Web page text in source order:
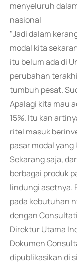
menyeluruh
nasional
"Jadi dalam
modal kita
itu belum ada di
perubahan
tumbuh pesat.
Apalagi kita mau
15%. Itu kan
ritel masuk
pasar modal
Sekarang saja,
berbagai produk
lindungi asetnya.
pada kebutuhan
dengan
Direktur Utama
Dokumen
dipublikasikan di